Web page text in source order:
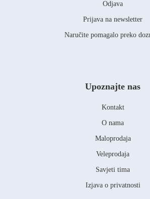
Odjava
Prijava na newsletter
Naručite pomagalo preko
Upoznajte nas
Kontakt
O nama
Maloprodaja
Veleprodaja
Savjeti tima
Izjava o privatnosti